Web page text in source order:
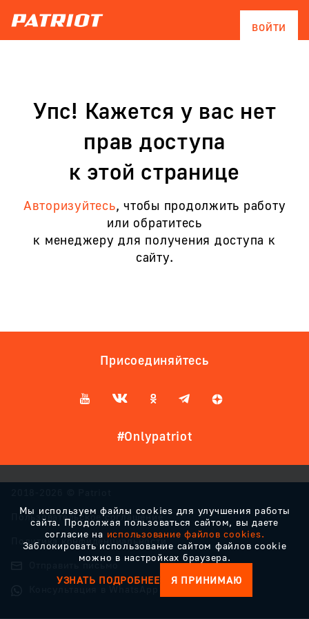
ВОЙТИ
Упс! Кажется у вас нет
прав доступа
к этой странице
Авторизуйтесь, чтобы продолжить работу
или обратитесь
к менеджеру для получения доступа к
сайту.
Присоединяйтесь
#Onlypatriot
Пользовательское соглашение
Политика конфиденциальности
Отправить письмо
Консультация в WhatsApp
Мы используем файлы cookies для улучшения работы
сайта. Продолжая пользоваться сайтом, вы даете
согласие на использование файлов cookies.
Заблокировать использование сайтом файлов cookie
можно в настройках браузера.
УЗНАТЬ ПОДРОБНЕЕ
Я ПРИНИМАЮ